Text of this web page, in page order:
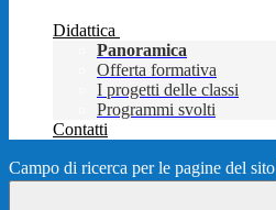
Didattica
Panoramica
Offerta formativa
I progetti delle classi
Programmi svolti
Contatti
Campo di ricerca per le pagine del sito